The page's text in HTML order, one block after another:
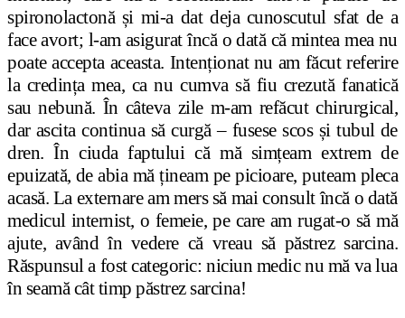
spironolactonă și mi-a dat deja cunoscutul sfat de a
face avort; l-am asigurat încă o dată că mintea mea nu
poate accepta aceasta. Intenționat nu am făcut referire
la credința mea, ca nu cumva să fiu crezută fanatică
sau nebună. În câteva zile m-am refăcut chirurgical,
dar ascita continua să curgă – fusese scos și tubul de
dren. În ciuda faptului că mă simțeam extrem de
epuizată, de abia mă țineam pe picioare, puteam pleca
acasă. La externare am mers să mai consult încă o dată
medicul internist, o femeie, pe care am rugat-o să mă
ajute, având în vedere că vreau să păstrez sarcina.
Răspunsul a fost categoric: niciun medic nu mă va lua
în seamă cât timp păstrez sarcina!